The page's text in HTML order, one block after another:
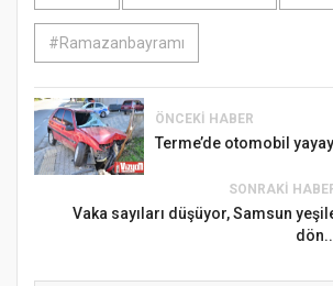
#Ramazanbayramı
ÖNCEKI HABER
Terme’de otomobil
SONRAKI
Vaka sayıları düşüyor, Samsun